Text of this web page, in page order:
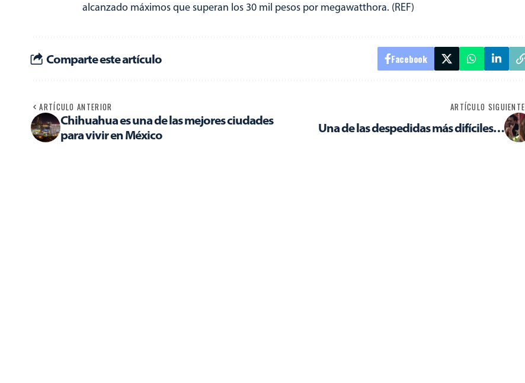
alcanzado máximos que superan los 30 mil pesos por megawatthora. (REF)
Comparte este artículo Facebook
ARTÍCULO ANTERIOR
Chihuahua es una de las mejores ciudades
para vivir en México
ARTÍCULO SIGUIENTE
Una de las despedidas más difíciles…